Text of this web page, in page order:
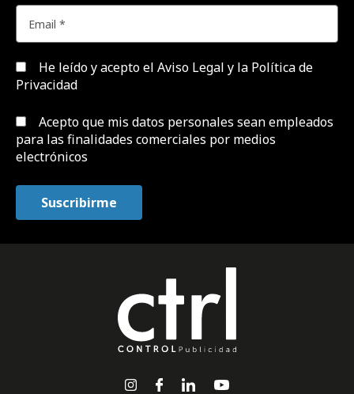
He leído y acepto el Aviso Legal y la Política de
Privacidad
Acepto que mis datos personales sean empleados
para las finalidades comerciales por medios
electrónicos